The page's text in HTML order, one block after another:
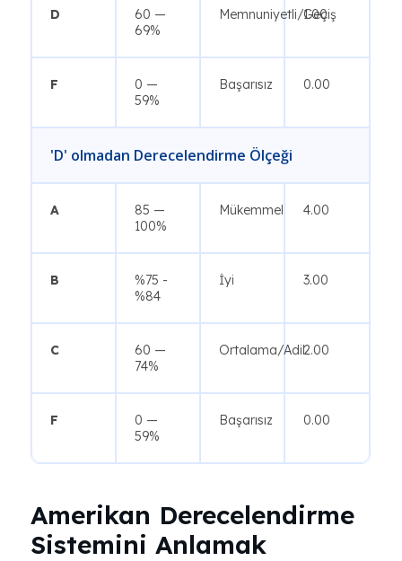
D
60 —
69%
Memnuniyetli/Geçiş
1.00
F
0 —
59%
Başarısız 0.00
'D' olmadan Derecelendirme Ölçeği
A
85 —
100%
Mükemmel 4.00
B
%75 -
%84
İyi 3.00
C
60 —
74%
Ortalama/Adil2.00
F
0 —
59%
Başarısız 0.00
Amerikan Derecelendirme
Sistemini Anlamak